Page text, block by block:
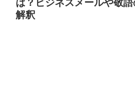
は？ビジネスメールや敬
解釈